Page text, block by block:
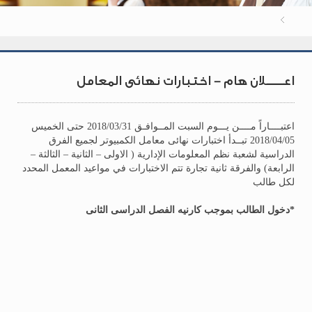
اعـــــلان هام - اختبارات نهائى المعامل
اعتبــــاراً مــــن يـــوم السبت المــوافـق 2018/03/31 حتى الخميس
2018/04/05 تبــدأ اختبارات نهائى معامل الكمبيوتر لجميع الفرق
الدراسية لشعبة نظم المعلومات الإدارية ( الاولى – الثانية – الثالثة –
الرابعة) والفرقة ثانية تجارة تتم الاختبارات في مواعيد المعمل المحدد
لكل طالب
*دخول الطالب بموجب كارنيه الفصل الدراسى الثانى